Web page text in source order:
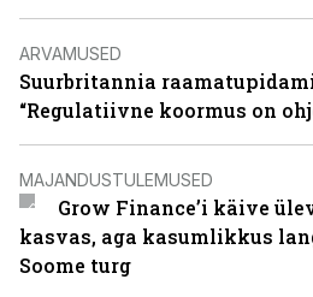
ARVAMUSED
Suurbritannia
“Regulatiivne koormus on
MAJANDUSTULEMUSED
Grow Finance’i käive
kasvas, aga kasumlikkus
Soome turg